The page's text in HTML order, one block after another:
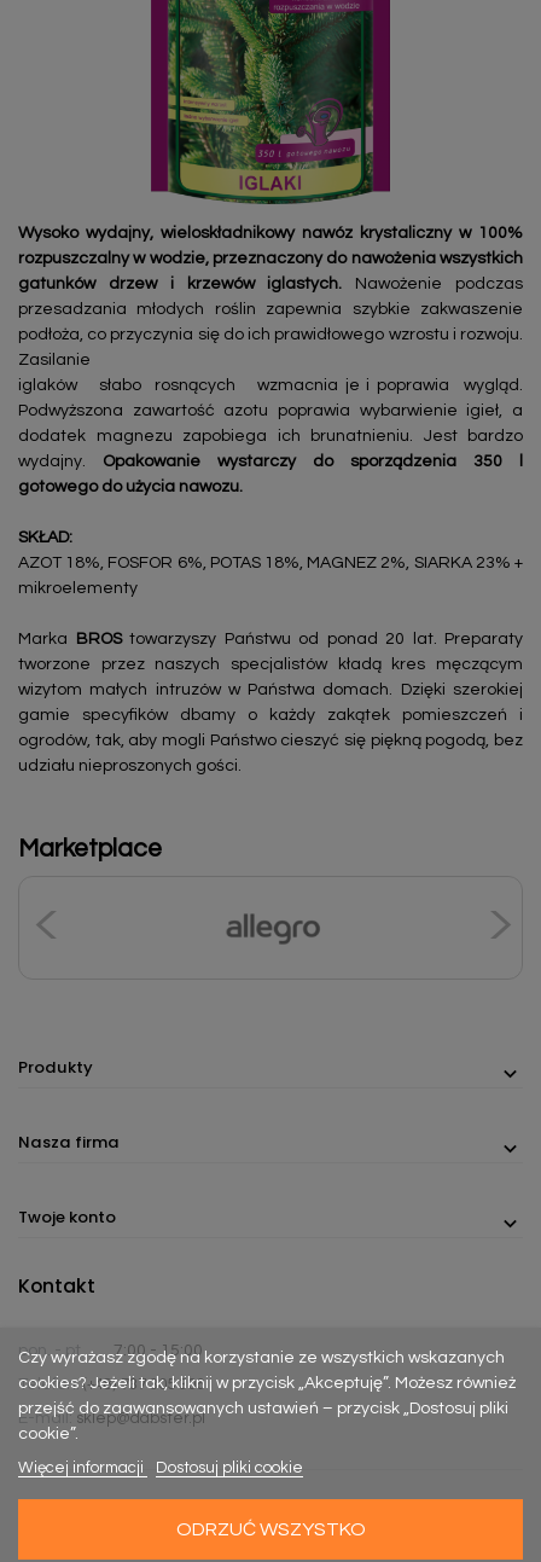
Wysoko wydajny, wieloskładnikowy nawóz krystaliczny w 100%
rozpuszczalny w wodzie, przeznaczony do nawożenia wszystkich
gatunków drzew i krzewów iglastych. Nawożenie podczas
przesadzania młodych roślin zapewnia szybkie zakwaszenie
podłoża, co przyczynia się do ich prawidłowego wzrostu i rozwoju.
Zasilanie
iglaków słabo rosnących wzmacnia je i poprawia wygląd.
Podwyższona zawartość azotu poprawia wybarwienie igieł, a
dodatek magnezu zapobiega ich brunatnieniu. Jest bardzo
wydajny. Opakowanie wystarczy do sporządzenia 350 l
gotowego do użycia nawozu.
SKŁAD:
AZOT 18%, FOSFOR 6%, POTAS 18%, MAGNEZ 2%, SIARKA 23% +
mikroelementy
Marka BROStowarzyszy Państwu od ponad 20 lat. Preparaty
tworzone przez naszych specjalistów kładą kres męczącym
wizytom małych intruzów w Państwa domach. Dzięki szerokiej
gamie specyfików dbamy o każdy zakątek pomieszczeń i
ogrodów, tak, aby mogli Państwo cieszyć się piękną pogodą, bez
udziału nieproszonych gości.
Marketplace
Produkty
Nasza firma
Twoje konto
Czy wyrażasz zgodę na korzystanie ze wszystkich wskazanych
cookies? Jeżeli tak, kliknij w przycisk „Akceptuję”. Możesz również
przejść do zaawansowanych ustawień – przycisk „Dostosuj pliki
cookie”.
Więcej informacji
Dostosuj pliki cookie
ODRZUĆ WSZYSTKO
Kontakt
pon. - pt.
7:00 - 15:00
Telefon:(+48) 737 305 306
E-mail: sklep@dabster.pl